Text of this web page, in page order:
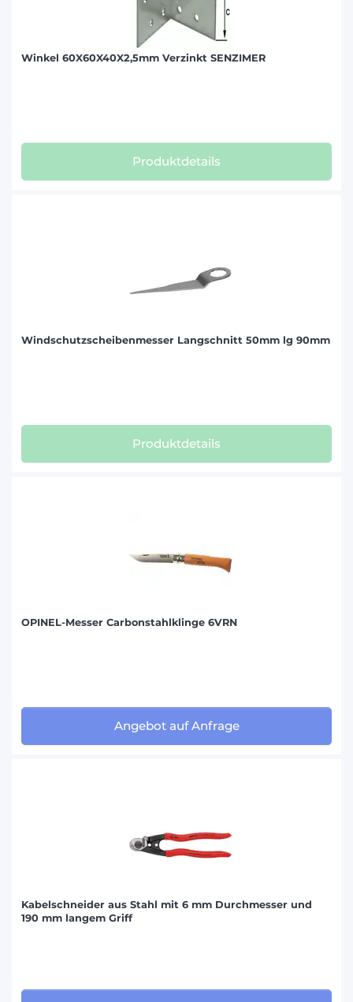
Winkel 60X60X40X2,5mm Verzinkt SENZIMER
Produktdetails
Windschutzscheibenmesser Langschnitt 50mm lg 90mm
Produktdetails
OPINEL-Messer Carbonstahlklinge 6VRN
Angebot auf Anfrage
Kabelschneider aus Stahl mit 6 mm Durchmesser und
190 mm langem Griff